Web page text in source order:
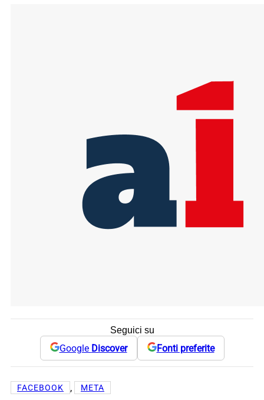
Seguici su
Google Discover Fonti preferite
FACEBOOK , META